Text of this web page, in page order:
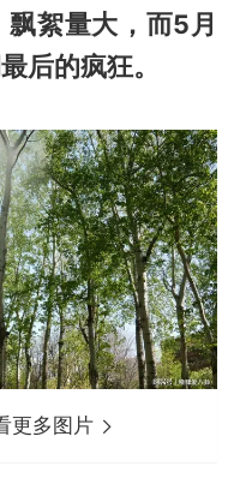
絮量大，而5月
后的疯狂。
更多图片